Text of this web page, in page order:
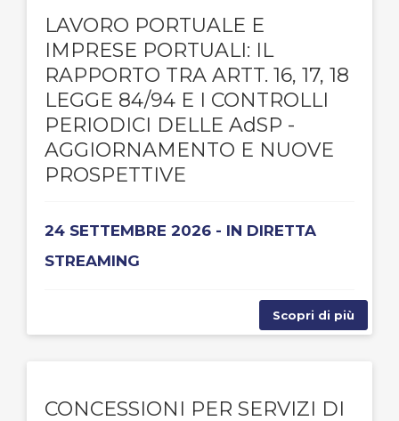
LAVORO PORTUALE E
IMPRESE PORTUALI: IL
RAPPORTO TRA ARTT. 16, 17, 18
LEGGE 84/94 E I CONTROLLI
PERIODICI DELLE AdSP -
AGGIORNAMENTO E NUOVE
PROSPETTIVE
24 SETTEMBRE 2026 - IN DIRETTA
STREAMING
Scopri di più
CONCESSIONI PER SERVIZI DI